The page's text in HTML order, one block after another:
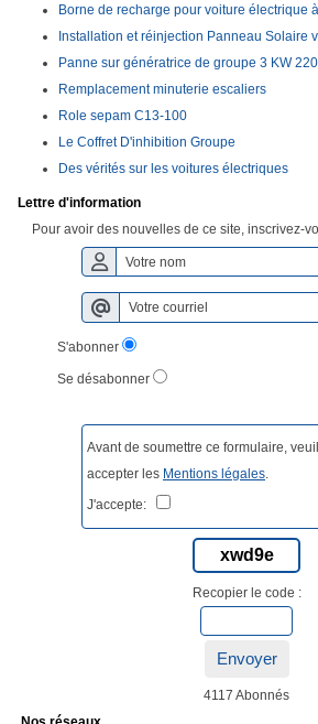
Borne de recharge pour voiture électrique
Installation et réinjection Panneau Solaire
Panne sur génératrice de groupe 3 KW
Remplacement minuterie escaliers
Role sepam C13-100
Le Coffret D'inhibition Groupe
Des vérités sur les voitures électriques
Lettre d'information
Pour avoir des nouvelles de ce site, inscrivez-
S'abonner
Se désabonner
Avant de soumettre ce formulaire,
accepter les Mentions légales.
J'accepte:
xwd9e
Recopier le code :
Envoyer
4117 Abonnés